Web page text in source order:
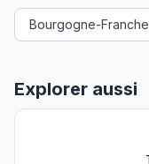
Bourgogne-
Explorer aussi